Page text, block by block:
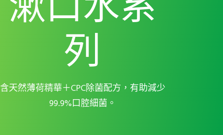
列
含天然薄荷精華＋CPC除菌配方，有助減少
99.9%口腔細菌。